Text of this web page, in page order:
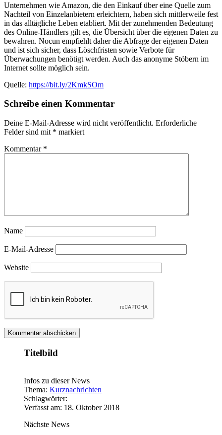
Unternehmen wie Amazon, die den Einkauf über eine Quelle zum
Nachteil von Einzelanbietern erleichtern, haben sich mittlerweile fest
in das alltägliche Leben etabliert. Mit der zunehmenden Bedeutung
des Online-Händlers gilt es, die Übersicht über die eigenen Daten zu
bewahren. Nocun empfiehlt daher die Abfrage der eigenen Daten
und ist sich sicher, dass Löschfristen sowie Verbote für
Überwachungen benötigt werden. Auch das anonyme Stöbern im
Internet sollte möglich sein.
Quelle: https://bit.ly/2KmkSOm
Schreibe einen Kommentar
Deine E-Mail-Adresse wird nicht veröffentlicht. Erforderliche
Felder sind mit * markiert
Kommentar *
Name
E-Mail-Adresse
Website
Titelbild
Infos zu dieser News
Thema: Kurznachrichten
Schlagwörter:
Verfasst am: 18. Oktober 2018
Nächste News